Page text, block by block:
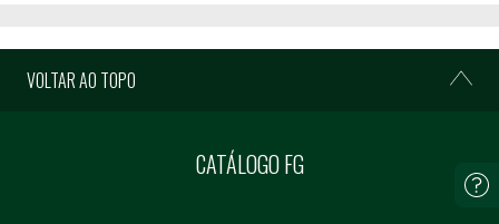
VOLTAR AO TOPO
CATÁLOGO FG